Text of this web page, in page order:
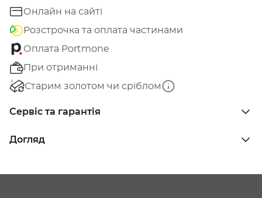
Онлайн на сайті
Розстрочка та оплата частинами
Оплата Portmone
При отриманні
Старим золотом чи сріблом
Сервіс та гарантія
Догляд